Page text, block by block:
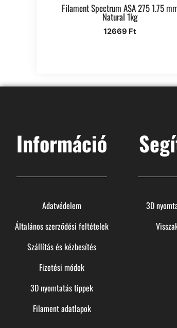
Filament Spectrum ASA 275 1.75
Natural 1kg
12669 Ft
Információ
Adatvédelem
Általános szerződési feltételek
Szállítás és kézbesítés
Fizetési módok
3D nyomtatás tippek
Filament adatlapok
3D